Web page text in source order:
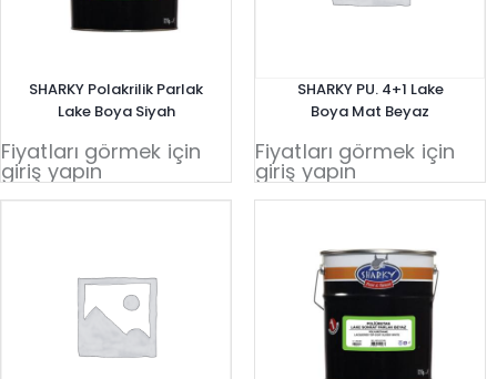
SHARKY Polakrilik Parlak
Lake Boya Siyah
Fiyatları görmek için
giriş yapın
SHARKY PU. 4+1 Lake
Boya Mat Beyaz
Fiyatları görmek için
giriş yapın